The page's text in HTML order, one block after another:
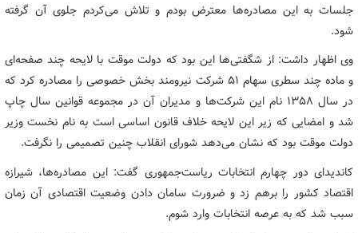
جلسات به این مصادره‌ها معترض بودم و تلاش می‌کردم جلوی آن گرفته
شود.
وی اظهار داشت: از شگفتی‌ها این بود که دولت موقت با لایحه چند صفحه‌ای
و ماده چند سطری سهام ۵۱ شرکت نیرومند بخش خصوصی را مصادره کرد که
در سال ۱۳۵۸ نام این شرکت‌ها و مدیران آن در مجموعه قوانین سال چاپ
شد و امضایی که زیر این لایحه خلاف قانون اساسی است به نام نخست وزیر
دولت موقت بود که نشان می‌دهد شورای انقلاب چنین تصمیمی را نگرفت.
کاندیدای دور چهارم انتخابات ریاست‌جمهوری گفت: این مصادره‌ها، شیرازه
اقتصاد کشور را برهم زد و ضرورت سامان دادن وضعیت اقتصادی آن زمان
سبب شد که به عرصه انتخابات وارد شوم.